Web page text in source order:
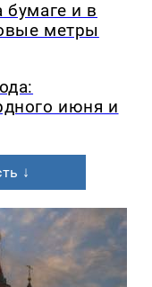
бумаге и в
метры
июня и
↓